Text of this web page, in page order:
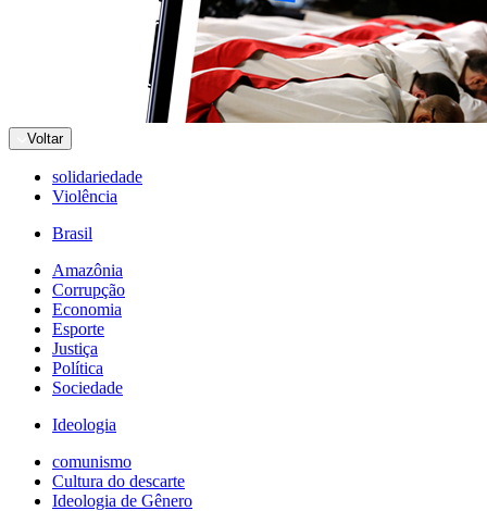
Voltar
solidariedade
Violência
Brasil
Amazônia
Corrupção
Economia
Esporte
Justiça
Política
Sociedade
Ideologia
comunismo
Cultura do descarte
Ideologia de Gênero